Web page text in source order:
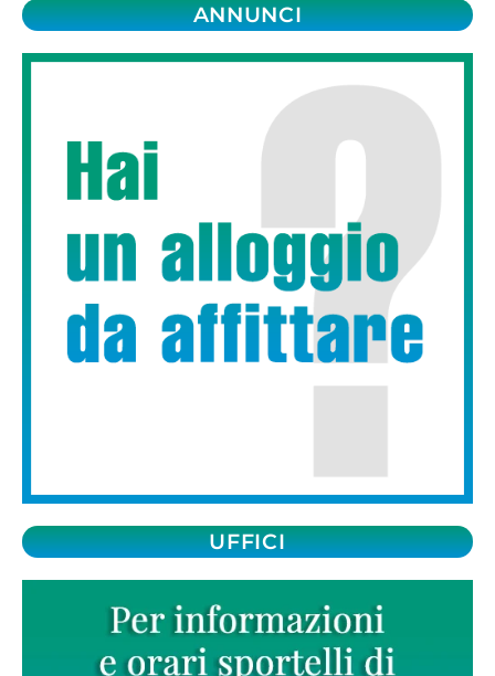
ANNUNCI
UFFICI